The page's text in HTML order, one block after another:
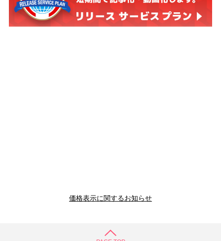
価格表示に関するお知らせ